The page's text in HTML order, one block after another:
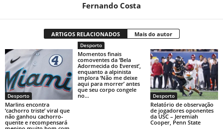
Fernando Costa
ARTIGOS RELACIONADOS Mais do autor
Desporto
Marlins encontra
‘cachorro triste’ viral que
não ganhou cachorro-
quente e recompensará
Desporto
Momentos finais
comoventes da ‘Bela
Adormecida do Everest’,
enquanto a alpinista
implora ‘Não me deixe
aqui para morrer’ antes
que seu corpo congele
no...
Desporto
Relatório de observação
de jogadores oponentes
da USC – Jeremiah
Cooper, Penn State